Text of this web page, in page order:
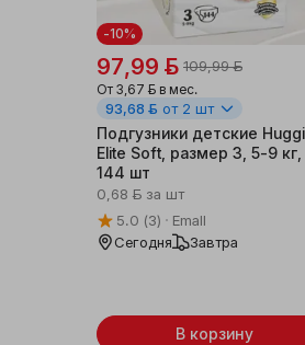
-10%
97,99 ƃ 109,99 ƃ
От 3,67 ƃ в мес.
93,68 ƃ от 2 шт
Подгузники детские
Elite Soft, размер 3, 5-9 кг,
144 шт
0,68 ƃ за шт
5.0 (3)
Emall
Сегодня
Завтра
В корзину